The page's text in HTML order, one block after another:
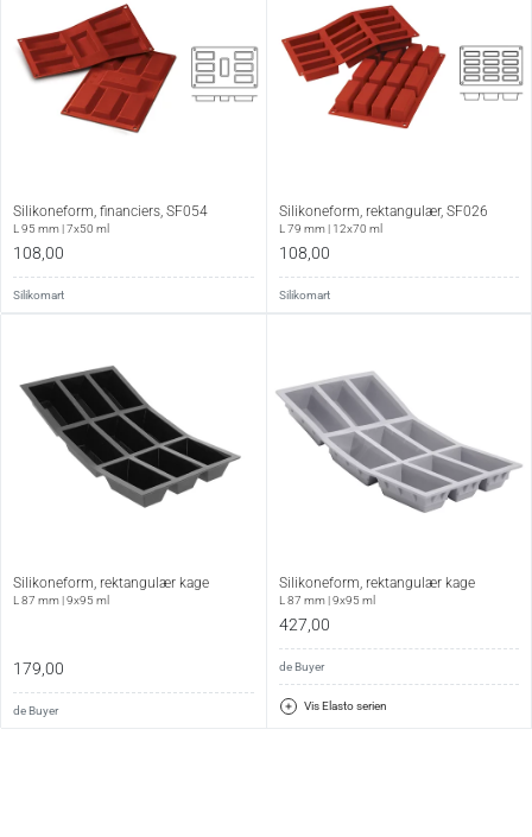
Silikoneform, financiers, SF054
L 95 mm | 7x50 ml
108,00
Silikomart
Silikoneform, rektangulær, SF026
L 79 mm | 12x70 ml
108,00
Silikomart
Silikoneform, rektangulær kage
L 87 mm | 9x95 ml
179,00
de Buyer
Silikoneform, rektangulær kage
L 87 mm | 9x95 ml
427,00
de Buyer
Vis Elasto serien